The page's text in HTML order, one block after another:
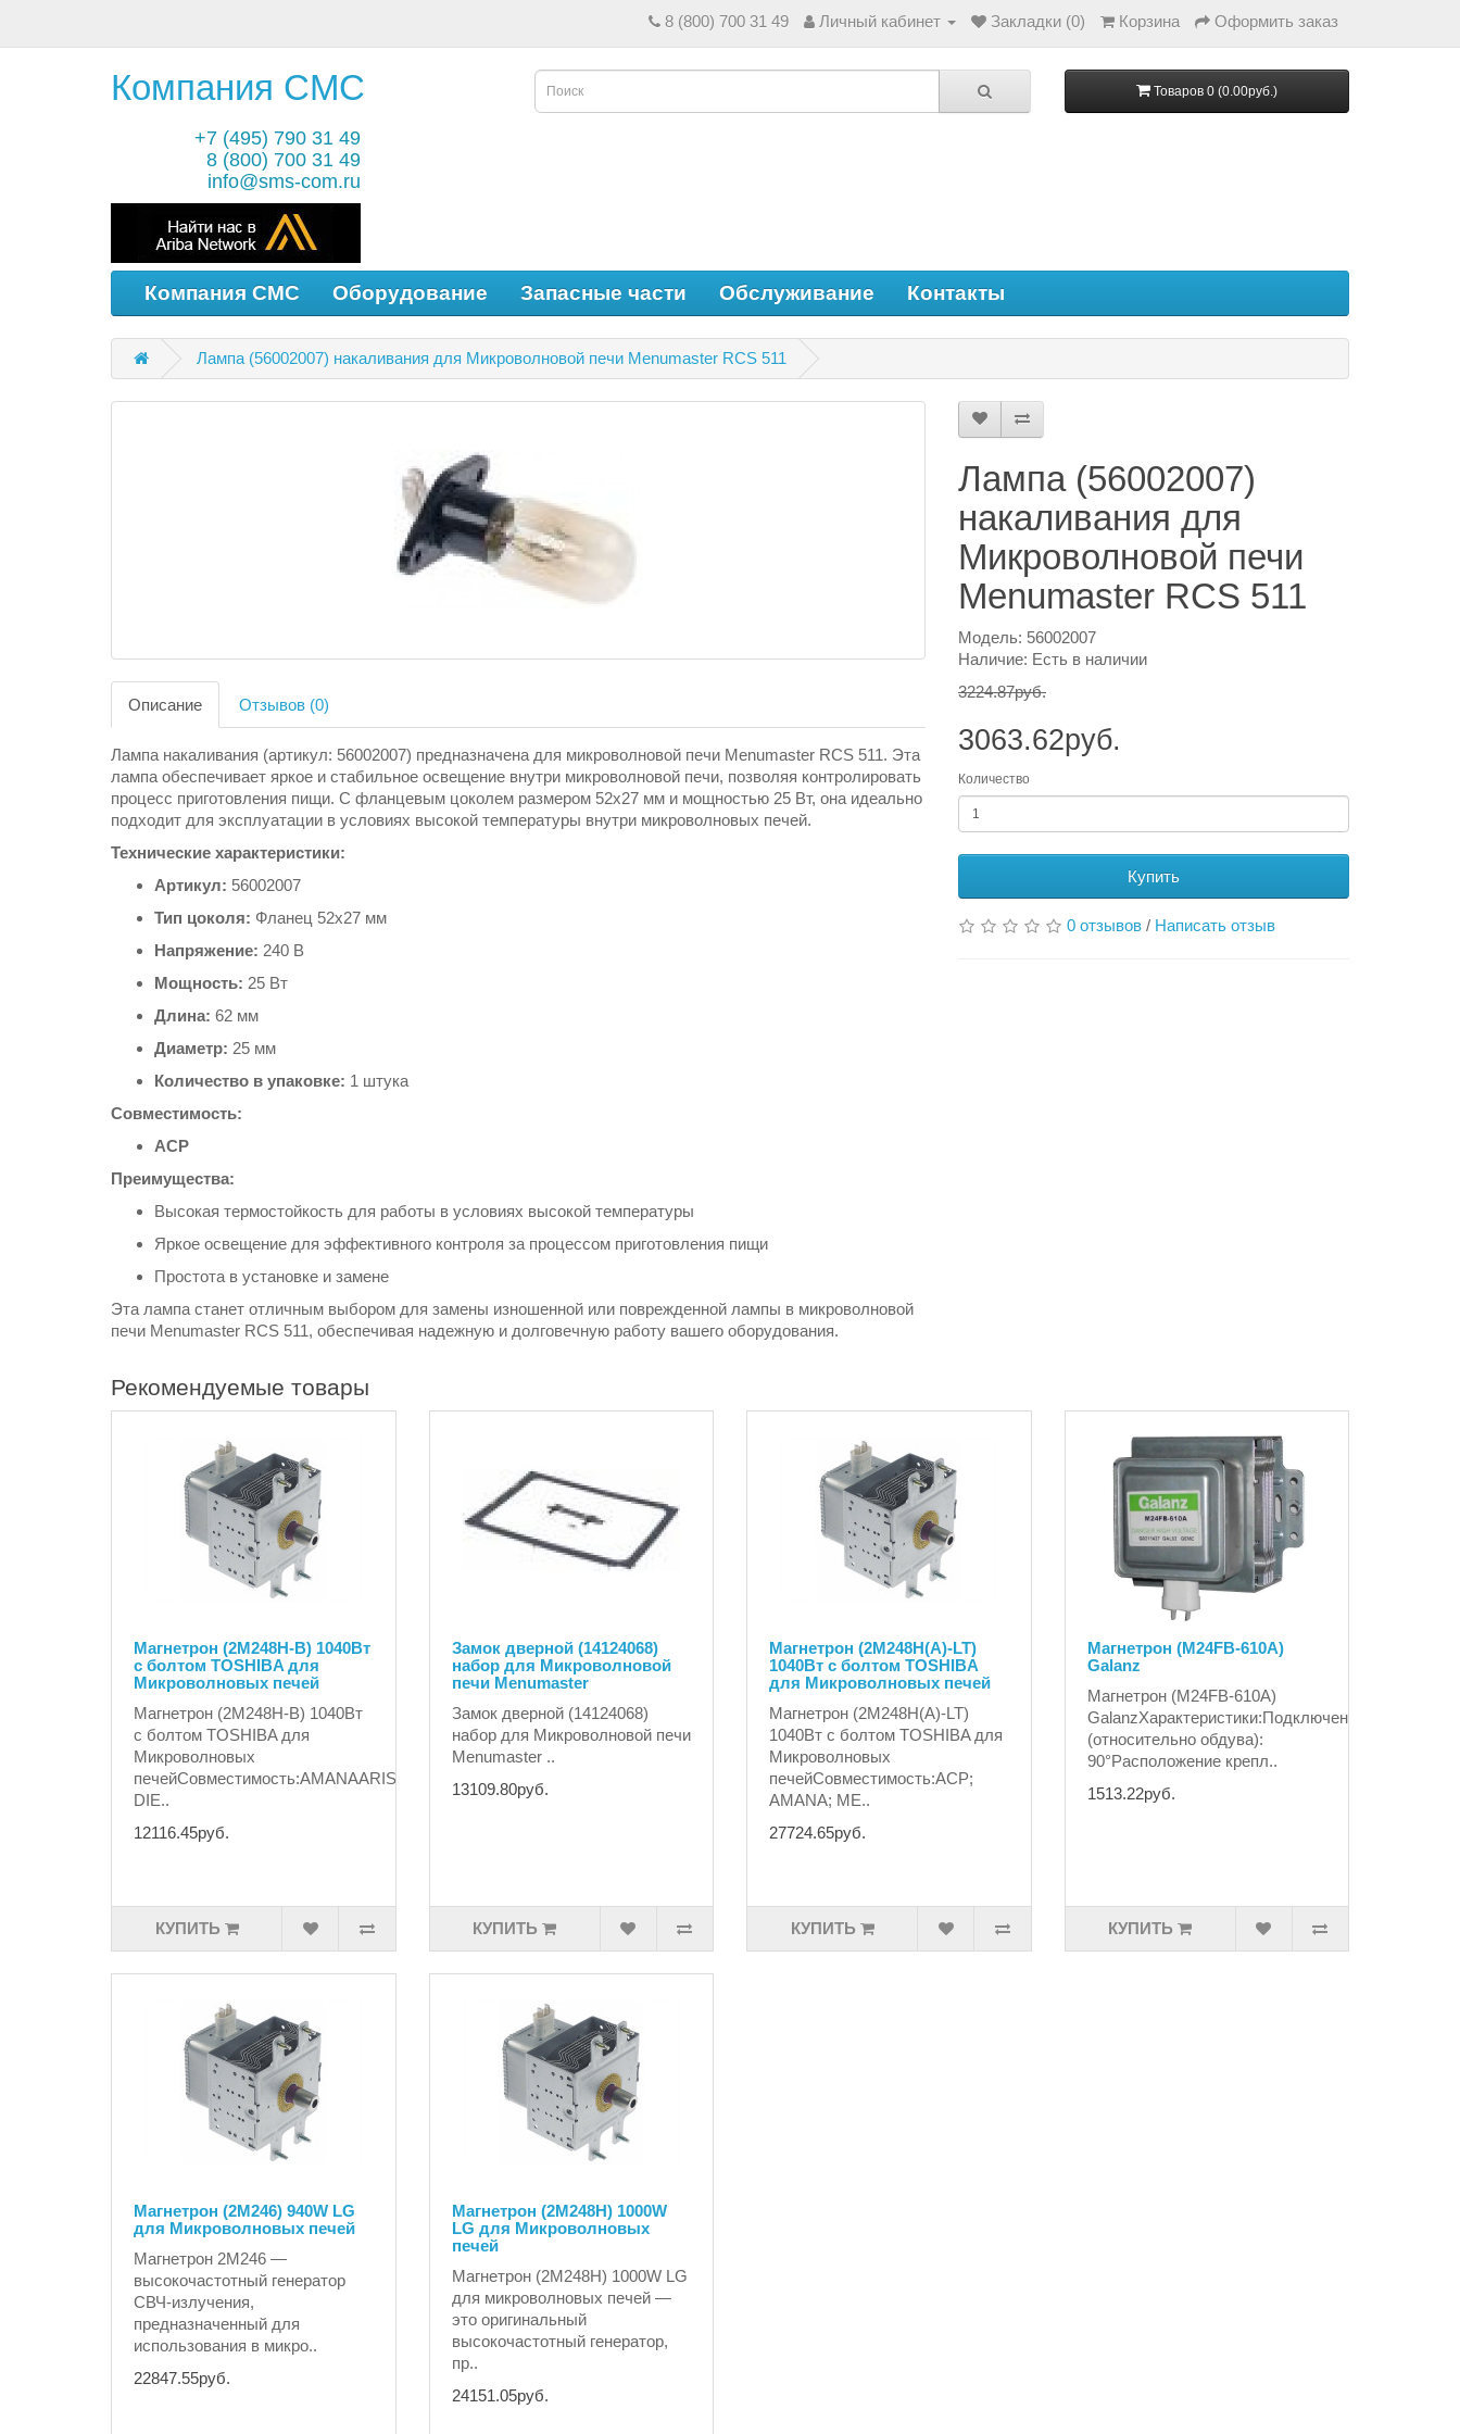
8 (800) 700 31 49 Личный кабинет Закладки (0) Корзина Оформить заказ
Компания СМС
+7 (495) 790 31 49
8 (800) 700 31 49
info@sms-com.ru
Товаров 0 (0.00руб.)
Компания СМС Оборудование Запасные части Обслуживание Контакты
Лампа (56002007) накаливания для Микроволновой печи Menumaster RCS 511
Описание Отзывов (0)
Лампа накаливания (артикул: 56002007) предназначена для микроволновой печи Menumaster RCS 511. Эта
лампа обеспечивает яркое и стабильное освещение внутри микроволновой печи, позволяя контролировать
процесс приготовления пищи. С фланцевым цоколем размером 52x27 мм и мощностью 25 Вт, она идеально
подходит для эксплуатации в условиях высокой температуры внутри микроволновых печей.
Технические характеристики:
Артикул: 56002007
Тип цоколя: Фланец 52x27 мм
Напряжение: 240 В
Мощность: 25 Вт
Длина: 62 мм
Диаметр: 25 мм
Количество в упаковке: 1 штука
Совместимость:
ACP
Преимущества:
Высокая термостойкость для работы в условиях высокой температуры
Яркое освещение для эффективного контроля за процессом приготовления пищи
Простота в установке и замене
Эта лампа станет отличным выбором для замены изношенной или поврежденной лампы в микроволновой
печи Menumaster RCS 511, обеспечивая надежную и долговечную работу вашего оборудования.
Лампа (56002007)
накаливания для
Микроволновой печи
Menumaster RCS 511
Модель: 56002007
Наличие: Есть в наличии
3224.87руб.
3063.62руб.
Количество
Купить
0 отзывов / Написать отзыв
Рекомендуемые товары
Магнетрон (2M248H-B) 1040Вт
с болтом TOSHIBA для
Микроволновых печей
Магнетрон (2M248H-B) 1040Вт
с болтом TOSHIBA для
Микроволновых
печейСовместимость:AMANAARISTONDE
DIE..
12116.45руб.
КУПИТЬ
Замок дверной (14124068)
набор для Микроволновой
печи Menumaster
Замок дверной (14124068)
набор для Микроволновой печи
Menumaster ..
13109.80руб.
КУПИТЬ
Магнетрон (2M248H(A)-LT)
1040Вт с болтом TOSHIBA
для Микроволновых печей
Магнетрон (2M248H(A)-LT)
1040Вт с болтом TOSHIBA для
Микроволновых
печейСовместимость:ACP;
AMANA; ME..
27724.65руб.
КУПИТЬ
Магнетрон (M24FB-610A)
Galanz
Магнетрон (M24FB-610A)
GalanzХарактеристики:Подключение
(относительно обдува):
90°Расположение крепл..
1513.22руб.
КУПИТЬ
Магнетрон (2M246) 940W LG
для Микроволновых печей
Магнетрон 2M246 —
высокочастотный генератор
СВЧ-излучения,
предназначенный для
использования в микро..
22847.55руб.
Магнетрон (2M248H) 1000W
LG для Микроволновых
печей
Магнетрон (2M248H) 1000W LG
для микроволновых печей —
это оригинальный
высокочастотный генератор,
пр..
24151.05руб.